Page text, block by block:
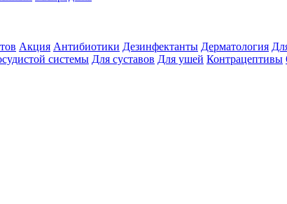
Акция Антибиотики Дезинфектанты Дерматология
системы Для суставов Для ушей Контрацептивы